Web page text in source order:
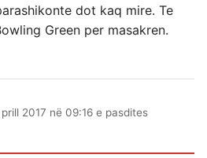
dot kaq mire. Te
Green per masakren.
2017 në 09:16 e pasdites